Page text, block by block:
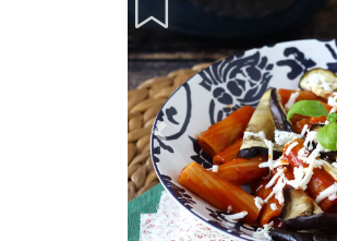
Prejšnji